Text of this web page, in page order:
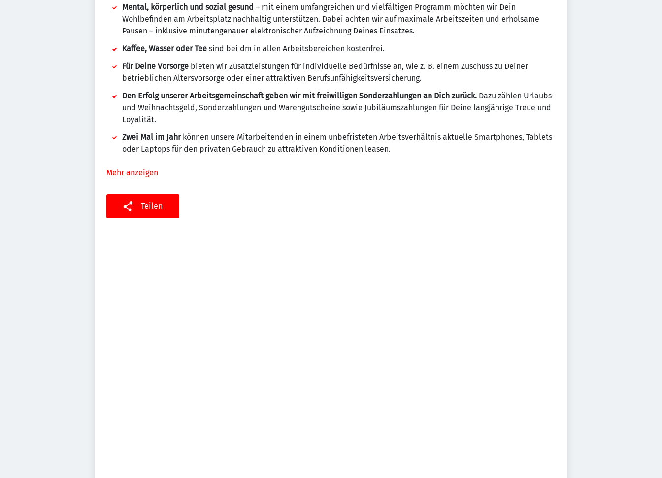
Mental, körperlich und sozial gesund – mit einem umfangreichen und vielfältigen Programm möchten wir Dein
Wohlbefinden am Arbeitsplatz nachhaltig unterstützen. Dabei achten wir auf maximale Arbeitszeiten und erholsame
Pausen – inklusive minutengenauer elektronischer Aufzeichnung Deines Einsatzes.
Kaffee, Wasser oder Tee sind bei dm in allen Arbeitsbereichen kostenfrei.
Für Deine Vorsorge bieten wir Zusatzleistungen für individuelle Bedürfnisse an, wie z. B. einem Zuschuss zu Deiner
betrieblichen Altersvorsorge oder einer attraktiven Berufsunfähigkeitsversicherung.
Den Erfolg unserer Arbeitsgemeinschaft geben wir mit freiwilligen Sonderzahlungen an Dich zurück. Dazu zählen Urlaubs-
und Weihnachtsgeld, Sonderzahlungen und Warengutscheine sowie Jubiläumszahlungen für Deine langjährige Treue und
Loyalität.
Zwei Mal im Jahrkönnen unsere Mitarbeitenden in einem unbefristeten Arbeitsverhältnis aktuelle Smartphones, Tablets
oder Laptops für den privaten Gebrauch zu attraktiven Konditionen leasen.
Mehr anzeigen
Teilen